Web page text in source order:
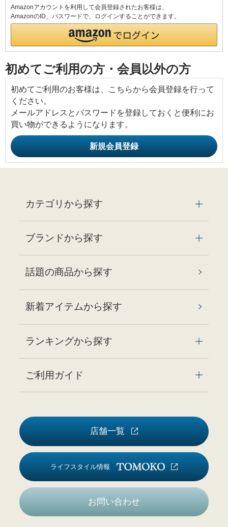
Amazonアカウントを利用して会員登録されたお客様は、
AmazonのID、パスワードで、ログインすることができます。
初めてご利用の方・会員以外の方
初めてご利用のお客様は、こちらから会員登録を行って
ください。
メールアドレスとパスワードを登録しておくと便利にお
買い物ができるようになります。
カテゴリから探す
ブランドから探す
話題の商品から探す
新着アイテムから探す
ランキングから探す
ご利用ガイド
店舗一覧
ライフスタイル情報
お問い合わせ